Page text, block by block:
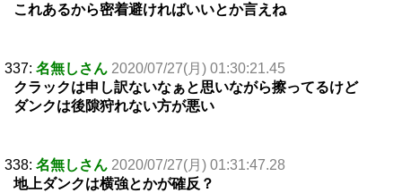
これあるから密着避ければいいとか言えね
337: 名無しさん 2020/07/27(月) 01:30:21.45
クラックは申し訳ないなぁと思いながら擦ってるけど
ダンクは後隙狩れない方が悪い
338: 名無しさん 2020/07/27(月) 01:31:47.28
地上ダンクは横強とかが確反？